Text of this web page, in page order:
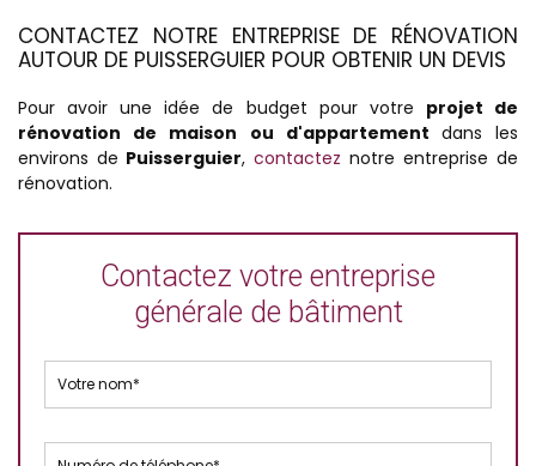
CONTACTEZ NOTRE ENTREPRISE DE RÉNOVATION
AUTOUR DE PUISSERGUIER POUR OBTENIR UN DEVIS
Pour avoir une idée de budget pour votre projet de
rénovation de maison ou d'appartement dans les
environs de Puisserguier, contactez notre entreprise de
rénovation.
Contactez votre entreprise
générale de bâtiment